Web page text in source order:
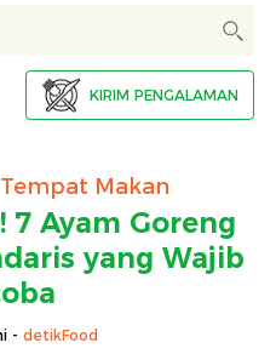
KIRIM PENGALAMAN
Makan
7 Ayam Goreng
yang Wajib
- detikFood